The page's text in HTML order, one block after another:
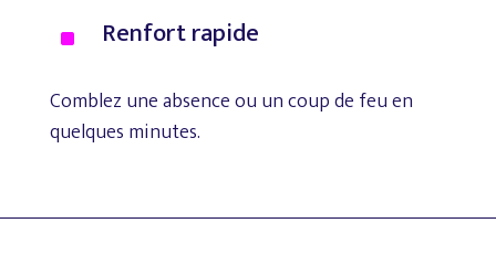
^ Renfortrapide
Comblez uneabsenceou uncoupde feuen
quelques minutes.